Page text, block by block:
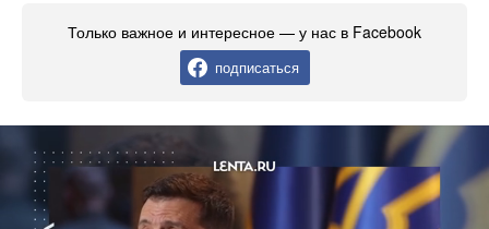
Только важное и интересное — у нас в Facebook
подписаться